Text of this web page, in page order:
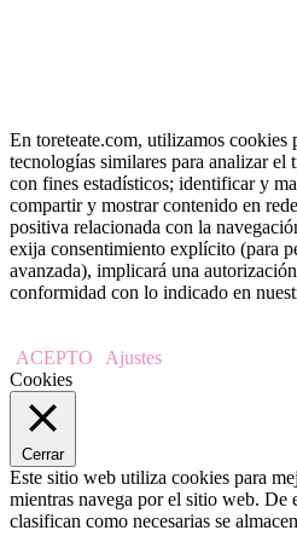
En toreteate.com, utilizamos cookies
tecnologías similares para analizar
con fines estadísticos; identificar y
compartir y mostrar contenido en
positiva relacionada con la
exija consentimiento explícito (para
avanzada), implicará una
conformidad con lo indicado en
ACEPTO
Ajustes
Cookies
Cerrar
Este sitio web utiliza cookies para
mientras navega por el sitio web. De
clasifican como necesarias se